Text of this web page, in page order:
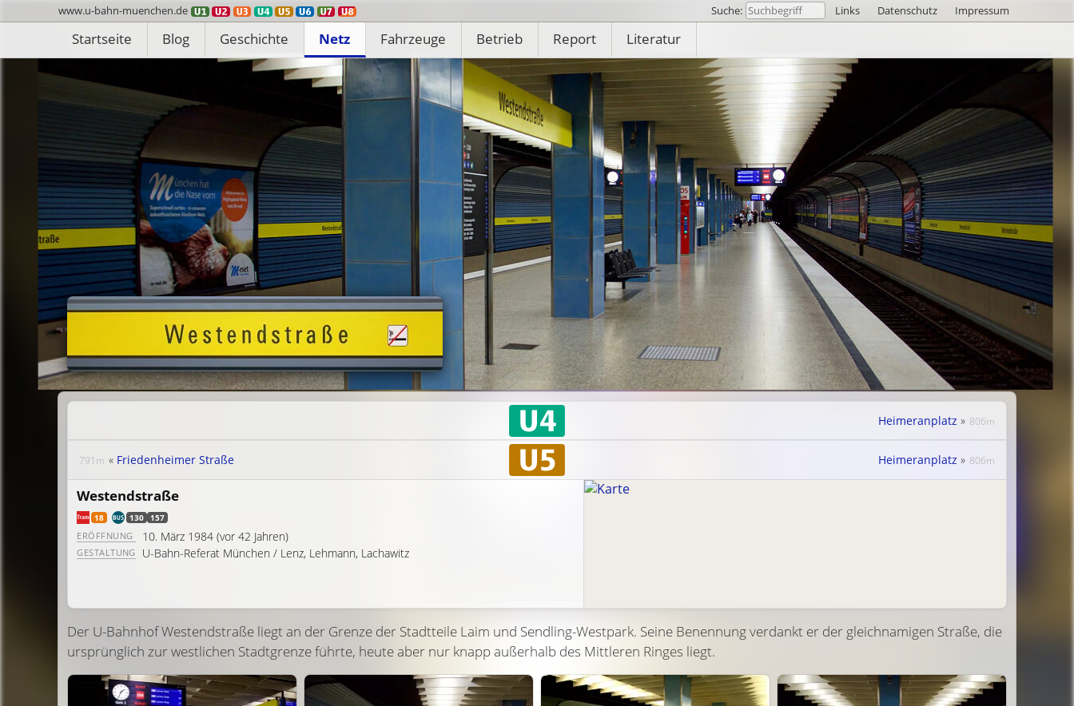
www.u-bahn-muenchen.de Suche: Links Datenschutz Impressum
Startseite Blog Geschichte Netz Fahrzeuge Betrieb Report Literatur
Heimeranplatz » 806m
791m « Friedenheimer Straße Heimeranplatz » 806m
Westendstraße
18 130 157
ERÖFFNUNG 10. März 1984(vor 42 Jahren)
GESTALTUNG U-Bahn-Referat München / Lenz, Lehmann, Lachawitz
Der U-Bahnhof Westendstraße liegt an der Grenze der Stadtteile Laim und Sendling-Westpark. Seine Benennung verdankt er der gleichnamigen Straße, die
ursprünglich zur westlichen Stadtgrenze führte, heute aber nur knapp außerhalb des Mittleren Ringes liegt.